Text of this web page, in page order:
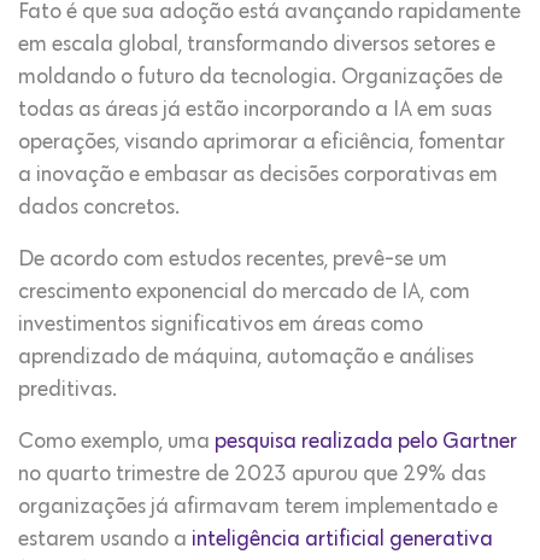
Fato é que sua adoção está avançando rapidamente
em escala global, transformando diversos setores e
moldando o futuro da tecnologia. Organizações de
todas as áreas já estão incorporando a IA em suas
operações, visando aprimorar a eficiência, fomentar
a inovação e embasar as decisões corporativas em
dados concretos.
De acordo com estudos recentes, prevê-se um
crescimento exponencial do mercado de IA, com
investimentos significativos em áreas como
aprendizado de máquina, automação e análises
preditivas.
Como exemplo, uma pesquisa realizada pelo Gartner
no quarto trimestre de 2023 apurou que 29% das
organizações já afirmavam terem implementado e
estarem usando a inteligência artificial generativa